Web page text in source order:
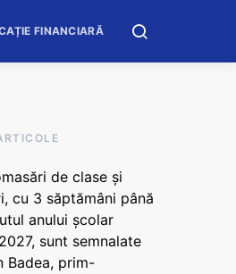
FINANCIARĂ
de clase și
cu 3 săptămâni până
anului școlar
sunt semnalate
Badea, prim-